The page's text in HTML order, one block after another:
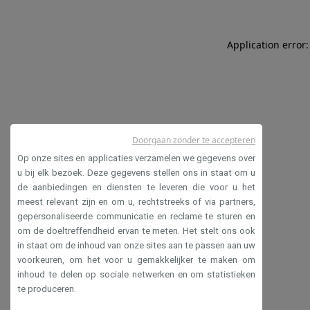
Application
Op onze sites en applicaties verzamelen we gegevens over
u bij elk bezoek. Deze gegevens stellen ons in staat om u
de aanbiedingen en diensten te leveren die voor u het
meest relevant zijn en om u, rechtstreeks of via partners,
gepersonaliseerde communicatie en reclame te sturen en
om de doeltreffendheid ervan te meten. Het stelt ons ook
in staat om de inhoud van onze sites aan te passen aan uw
voorkeuren, om het voor u gemakkelijker te maken om
inhoud te delen op sociale netwerken en om statistieken
te produceren.
Doorgaan zonder te accepteren